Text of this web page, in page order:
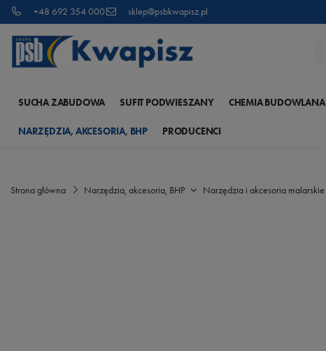
+48 692 354 000 sklep@psbkwapisz.pl
SUCHA ZABUDOWA SUFIT PODWIESZANY CHEMIA BUDOWLANA
NARZĘDZIA, AKCESORIA, BHP PRODUCENCI
Strona główna Narzędzia, akcesoria, BHP Narzędzia i akcesoria malarskie